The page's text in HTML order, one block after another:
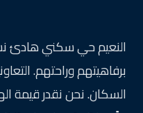
النعيم حي سكني هادئ
برفاهيتهم وراحتهم.
السكان. نحن نقدر قيمة